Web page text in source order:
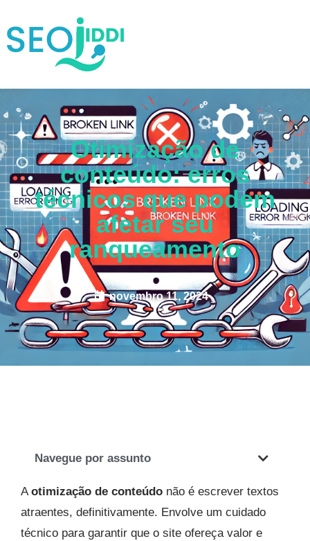
Otimização de
conteúdo: erros
técnicos que podem
afetar seu
ranqueamento
novembro 11, 2024
Navegue por assunto
Aotimização de conteúdo não é escrever textos
atraentes, definitivamente. Envolve um cuidado
técnico para garantir que o site ofereça valor e